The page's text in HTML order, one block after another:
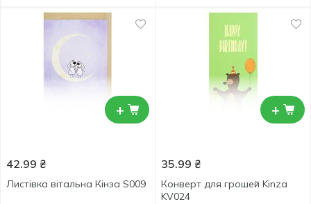
+
42.99 ₴
Лиcтівка вітальна Кінза S009
+
35.99 ₴
Конверт для грошей Kinza
KV024